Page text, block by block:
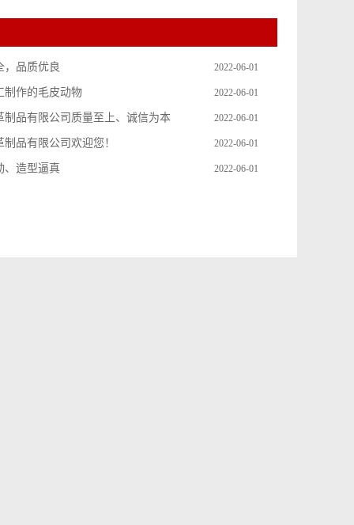
2022-06-01
，品质优良
2022-06-01
制作的毛皮动物
2022-06-01
制品有限公司质量至上、诚信为本
2022-06-01
品有限公司欢迎您！
2022-06-01
、造型逼真